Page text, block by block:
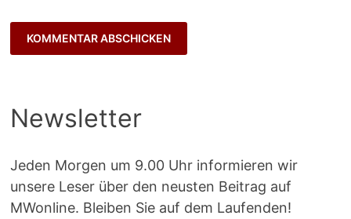
Newsletter
Jeden Morgen um 9.00 Uhr informieren wir
unsere Leser über den neusten Beitrag auf
MWonline. Bleiben Sie auf dem Laufenden!